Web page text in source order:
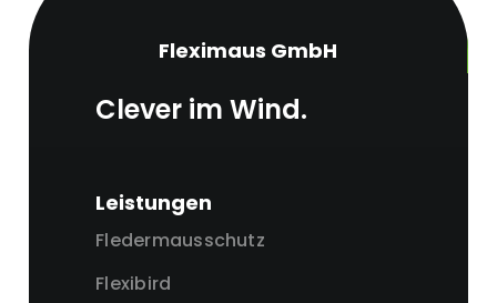
Fleximaus GmbH
Clever im Wind.
Leistungen
Fledermausschutz
Flexibird